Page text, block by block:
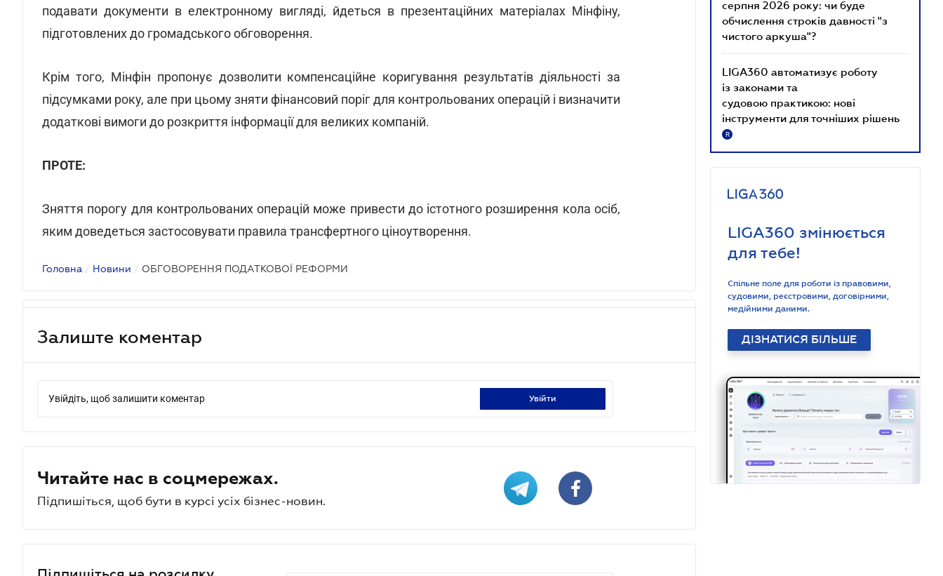
подавати документи в електронному вигляді, йдеться в презентаційних матеріалах Мінфіну,
підготовлених до громадського обговорення.
Крім того, Мінфін пропонує дозволити компенсаційне коригування результатів діяльності за
підсумками року, але при цьому зняти фінансовий поріг для контрольованих операцій і визначити
додаткові вимоги до розкриття інформації для великих компаній.
ПРОТЕ:
Зняття порогу для контрольованих операцій може привести до істотного розширення кола осіб,
яким доведеться застосовувати правила трансфертного ціноутворення.
Головна / Новини / ОБГОВОРЕННЯ ПОДАТКОВОЇ РЕФОРМИ
Залиште коментар
Увійдіть, щоб залишити коментар увійти
Читайте нас в соцмережах.
Підпишіться, щоб бути в курсі усіх бізнес-новин.
серпня 2026 року: чи буде
обчислення строків давності "з
чистого аркуша"?
LIGA360 автоматизує роботу
із законами та
судовою практикою: нові
інструменти для точніших рішень
R
LIGA360 змінюється
для тебе!
Спільне поле для роботи із правовими,
судовими, реєстровими, договірними,
медійними даними.
ДІЗНАТИСЯ БІЛЬШЕ